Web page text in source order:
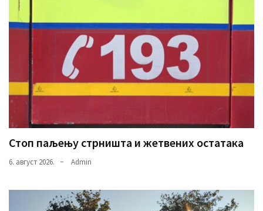
Стоп паљењу стрништа и жетвених остатака
6. август 2026. Admin